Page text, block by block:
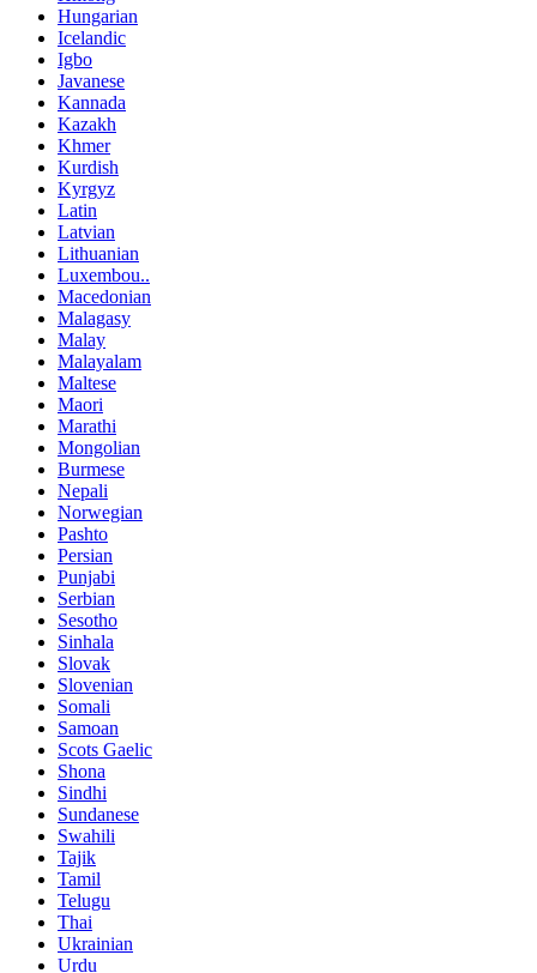
Hungarian
Icelandic
Igbo
Javanese
Kannada
Kazakh
Khmer
Kurdish
Kyrgyz
Latin
Latvian
Lithuanian
Luxembou..
Macedonian
Malagasy
Malay
Malayalam
Maltese
Maori
Marathi
Mongolian
Burmese
Nepali
Norwegian
Pashto
Persian
Punjabi
Serbian
Sesotho
Sinhala
Slovak
Slovenian
Somali
Samoan
Scots Gaelic
Shona
Sindhi
Sundanese
Swahili
Tajik
Tamil
Telugu
Thai
Ukrainian
Urdu